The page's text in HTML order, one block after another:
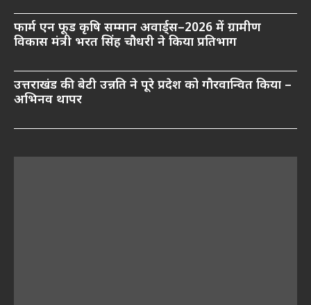
फार्म एन फूड कृषि सम्मान अवार्ड्स–2026 में ग्रामीण
विकास मंत्री भरत सिंह चौधरी ने किया प्रतिभाग
उत्तराखंड की बेटी उन्नति ने पूरे प्रदेश को गौरवान्वित किया –
अभिनव थापर